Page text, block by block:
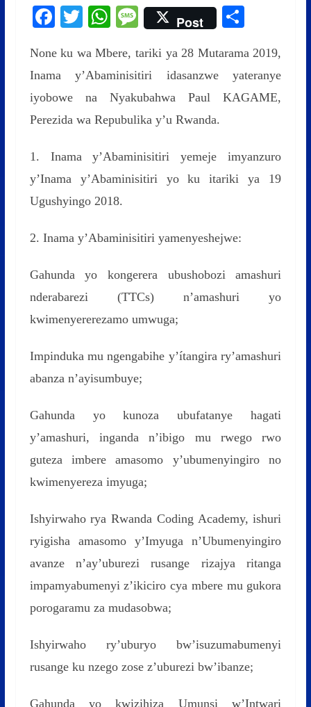
F
e
b
o
o
k
T
itt
er
W
at
s
A
p
p
M
e
ss
a
g
e
Post S
ar
e
None ku wa Mbere, tariki ya 28 Mutarama 2019,
Inama y’Abaminisitiri idasanzwe yateranye
iyobowe na Nyakubahwa Paul KAGAME,
Perezida wa Repubulika y’u Rwanda.
1. Inama y’Abaminisitiri yemeje imyanzuro
y’Inama y’Abaminisitiri yo ku itariki ya 19
Ugushyingo 2018.
2. Inama y’Abaminisitiri yamenyeshejwe:
Gahunda yo kongerera ubushobozi amashuri
nderabarezi (TTCs) n’amashuri yo
kwimenyererezamo umwuga;
Impinduka mu ngengabihe y’ítangira ry’amashuri
abanza n’ayisumbuye;
Gahunda yo kunoza ubufatanye hagati
y’amashuri, inganda n’ibigo mu rwego rwo
guteza imbere amasomo y’ubumenyingiro no
kwimenyereza imyuga;
Ishyirwaho rya Rwanda Coding Academy, ishuri
ryigisha amasomo y’Imyuga n’Ubumenyingiro
avanze n’ay’uburezi rusange rizajya ritanga
impamyabumenyi z’ikiciro cya mbere mu gukora
porogaramu za mudasobwa;
Ishyirwaho ry’uburyo bw’isuzumabumenyi
rusange ku nzego zose z’uburezi bw’ibanze;
Gahunda yo kwizihiza Umunsi w’Intwari